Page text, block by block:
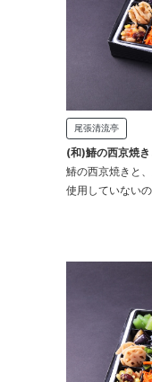
尾張清流亭
(和)鰆の西京焼
鰆の西京焼きと
使用していない